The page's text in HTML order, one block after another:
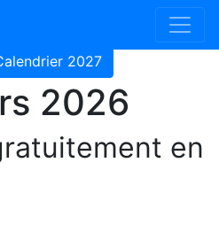
2027
2026
en